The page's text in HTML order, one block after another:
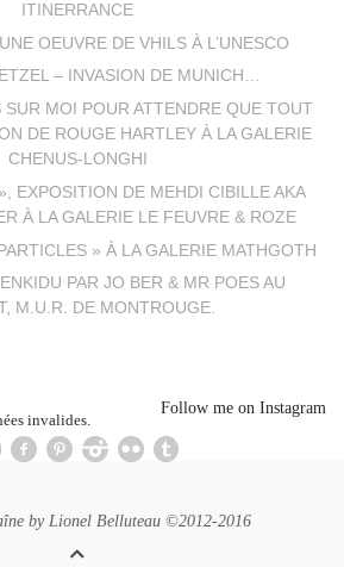
ITINERRANCE
OEUVRE DE VHILS À L’UNESCO
– INVASION DE MUNICH…
MOI POUR ATTENDRE QUE TOUT
DE ROUGE HARTLEY À LA GALERIE
CHENUS-LONGHI
EXPOSITION DE MEHDI CIBILLE AKA
À LA GALERIE LE FEUVRE & ROZE
» À LA GALERIE MATHGOTH
PAR JO BER & MR POES AU
M.U.R. DE MONTROUGE.
invalides.
Follow me on Instagram
by Lionel Belluteau ©2012-2016